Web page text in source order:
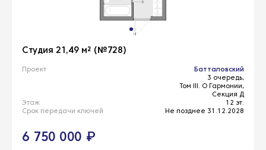
Студия 21,49 м² (№728)
Проект
Батталовский
3 очередь,
Том III. О Гармонии,
Секция Д
Этаж
12 эт.
Срок передачи ключей
Не позднее 31.12.2028
6 750 000 ₽